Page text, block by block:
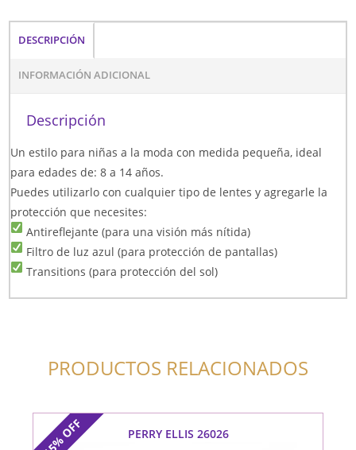
DESCRIPCIÓN
INFORMACIÓN ADICIONAL
Descripción
Un estilo para niñas a la moda con medida pequeña, ideal
para edades de: 8 a 14 años.
Puedes utilizarlo con cualquier tipo de lentes y agregarle la
protección que necesites:
Antireflejante (para una visión más nítida)
Filtro de luz azul (para protección de pantallas)
Transitions (para protección del sol)
PRODUCTOS RELACIONADOS
OFF PERRY ELLIS 26026